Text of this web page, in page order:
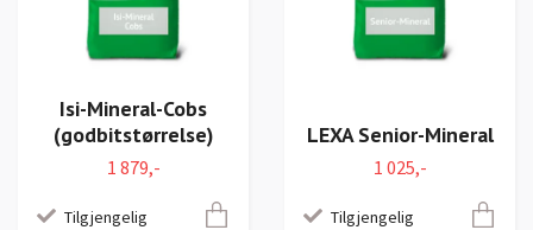
Isi-Mineral-Cobs
(godbitstørrelse)
1 879,-
Tilgjengelig
LEXA Senior-Mineral
1 025,-
Tilgjengelig